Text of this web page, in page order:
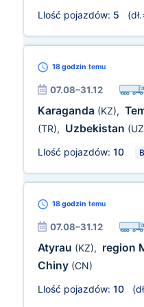
Llość pojazdów: 5
18 godzin temu
07.08–31.12
Karaganda (KZ),
(TR), Uzbekistan
Llość pojazdów: 10
18 godzin temu
07.08–31.12
Atyrau (KZ), region
Chiny (CN)
Llość pojazdów: 10